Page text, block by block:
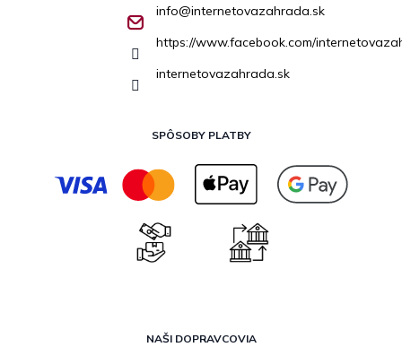
info@internetovazahrada.sk
https://www.facebook.com/
internetovazahrada.sk
SPÔSOBY PLATBY
NAŠI DOPRAVCOVIA